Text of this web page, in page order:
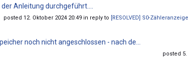
Anleitung durchgeführt....
posted 12. Oktober 2024 20:49 in reply to [RESOLVED] S0-
noch nicht angeschlossen - nach de...
posted 5.